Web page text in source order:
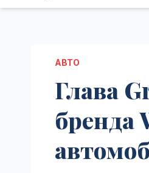
АВТО
Глава
бренда